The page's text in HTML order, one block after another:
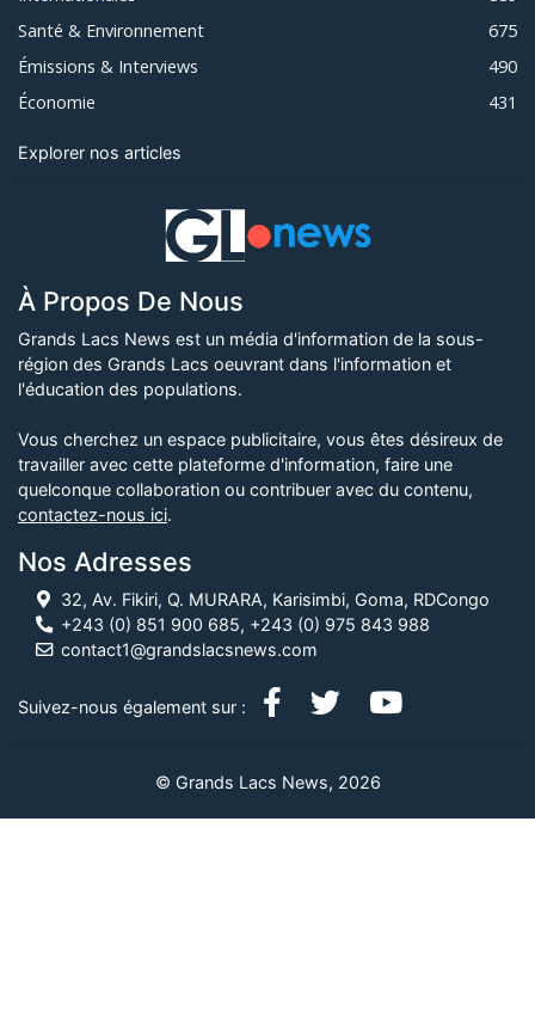
Santé & Environnement
675
Émissions & Interviews
490
Économie
431
Explorer nos articles
À Propos De Nous
Grands Lacs News est un média d'information de la sous-
région des Grands Lacs oeuvrant dans l'information et
l'éducation des populations.
Vous cherchez un espace publicitaire, vous êtes désireux de
travailler avec cette plateforme d'information, faire une
quelconque collaboration ou contribuer avec du contenu,
contactez-nous ici.
Nos Adresses
32, Av. Fikiri, Q. MURARA, Karisimbi, Goma, RDCongo
+243 (0) 851 900 685, +243 (0) 975 843 988
contact1@grandslacsnews.com
Suivez-nous également sur :
© Grands Lacs News, 2026